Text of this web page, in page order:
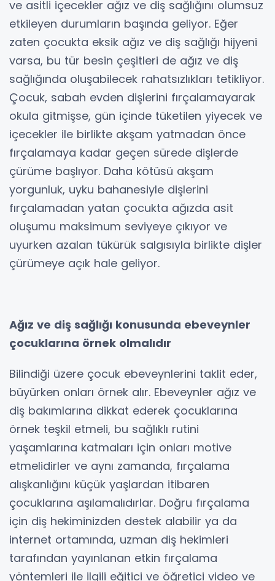
ve asitli içecekler ağız ve diş sağlığını olumsuz
etkileyen durumların başında geliyor. Eğer
zaten çocukta eksik ağız ve diş sağlığı hijyeni
varsa, bu tür besin çeşitleri de ağız ve diş
sağlığında oluşabilecek rahatsızlıkları tetikliyor.
Çocuk, sabah evden dişlerini fırçalamayarak
okula gitmişse, gün içinde tüketilen yiyecek ve
içecekler ile birlikte akşam yatmadan önce
fırçalamaya kadar geçen sürede dişlerde
çürüme başlıyor. Daha kötüsü akşam
yorgunluk, uyku bahanesiyle dişlerini
fırçalamadan yatan çocukta ağızda asit
oluşumu maksimum seviyeye çıkıyor ve
uyurken azalan tükürük salgısıyla birlikte dişler
çürümeye açık hale geliyor.
Ağız ve diş sağlığı konusunda ebeveynler
çocuklarına örnek olmalıdır
Bilindiği üzere çocuk ebeveynlerini taklit eder,
büyürken onları örnek alır. Ebeveynler ağız ve
diş bakımlarına dikkat ederek çocuklarına
örnek teşkil etmeli, bu sağlıklı rutini
yaşamlarına katmaları için onları motive
etmelidirler ve aynı zamanda, fırçalama
alışkanlığını küçük yaşlardan itibaren
çocuklarına aşılamalıdırlar. Doğru fırçalama
için diş hekiminizden destek alabilir ya da
internet ortamında, uzman diş hekimleri
tarafından yayınlanan etkin fırçalama
yöntemleri ile ilgili eğitici ve öğretici video ve